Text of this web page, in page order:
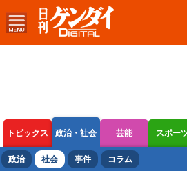
トピックス 政治・社会 芸能 スポー
ボートレース 競輪 オートレース
政治 社会 事件 コラム